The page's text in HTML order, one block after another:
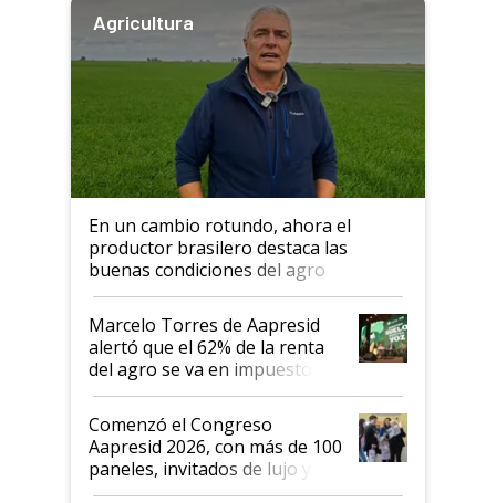
Agricultura
En un cambio rotundo, ahora el
productor brasilero destaca las
buenas condiciones del agro
argentino para invertir: "Los veo
más motivados"
Marcelo Torres de Aapresid
alertó que el 62% de la renta
del agro se va en impuestos:
"No es bueno que en
Argentina se sigan discutiendo
las mismas cosas de hace 50
años"
Comenzó el Congreso
Aapresid 2026, con más de 100
paneles, invitados de lujo y
todas las tendencias